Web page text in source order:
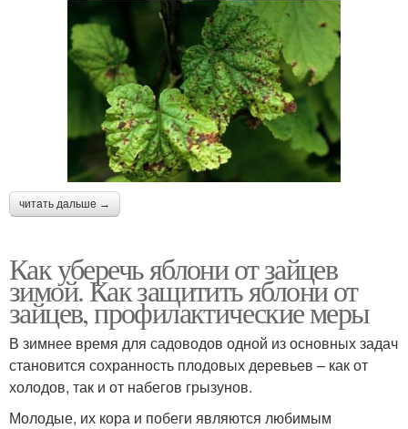
читать дальше →
Как уберечь яблони от зайцев
зимой. Как защитить яблони от
зайцев, профилактические меры
В зимнее время для садоводов одной из основных задач
становится сохранность плодовых деревьев – как от
холодов, так и от набегов грызунов.
Молодые, их кора и побеги являются любимым